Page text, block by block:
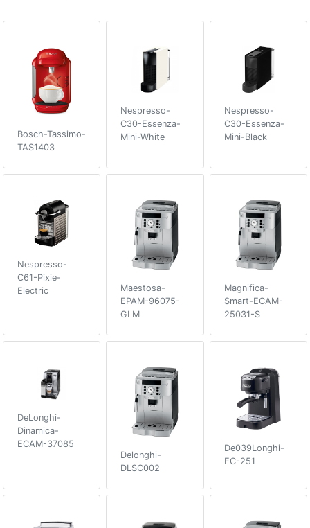
Bosch-Tassimo-
TAS1403
Nespresso-
C30-Essenza-
Mini-White
Nespresso-
C30-Essenza-
Mini-Black
Nespresso-
C61-Pixie-
Electric
Maestosa-
EPAM-96075-
GLM
Magnifica-
Smart-ECAM-
25031-S
DeLonghi-
Dinamica-
ECAM-37085
Delonghi-
DLSC002
De039Longhi-
EC-251